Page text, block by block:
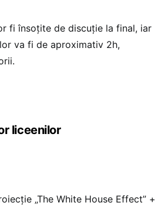
fi însoțite de discuție la final, iar
va fi de aproximativ 2h,
liceenilor
„The White House Effect” +